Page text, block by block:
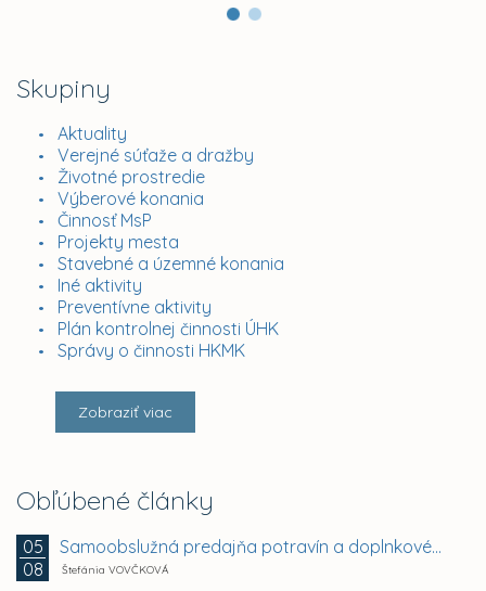
Skupiny
Aktuality
Verejné súťaže a dražby
Životné prostredie
Výberové konania
Činnosť MsP
Projekty mesta
Stavebné a územné konania
Iné aktivity
Preventívne aktivity
Plán kontrolnej činnosti ÚHK
Správy o činnosti HKMK
Zobraziť viac
Obľúbené články
05
08
Samoobslužná predajňa potravín a doplnkového tovaru
Štefánia VOVČKOVÁ